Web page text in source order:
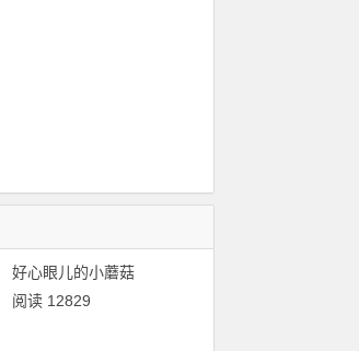
好心眼儿的小蘑菇
阅读 12829